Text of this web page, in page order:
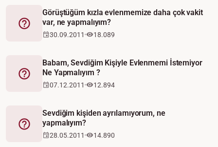
Fetva
Görüştüğüm kızla evlenmemize daha çok vakit
var, ne yapmalıyım?
30.09.2011 18.089
Fetva
Babam, Sevdiğim Kişiyle Evlenmemi İstemiyor
Ne Yapmalıyım ?
07.12.2011 12.894
Fetva
Sevdiğim kişiden ayrılamıyorum, ne
yapmalıyım?
28.05.2011 14.890